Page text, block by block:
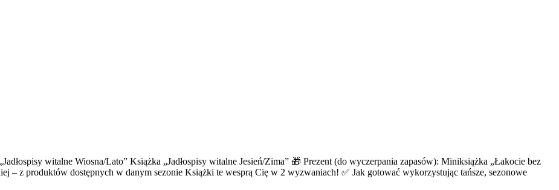
witalne Wiosna/Lato” Książka „Jadłospisy witalne Jesień/Zima” 🎁 Prezent (do wyczerpania zapasów): Miniksiążka „Łakocie bez
– z produktów dostępnych w danym sezonie Książki te wesprą Cię w 2 wyzwaniach! ✅ Jak gotować wykorzystując tańsze, sezonowe